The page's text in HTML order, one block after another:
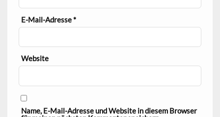
E-Mail-Adresse*
Website
Name, E-Mail-Adresse und Website in diesem Browser